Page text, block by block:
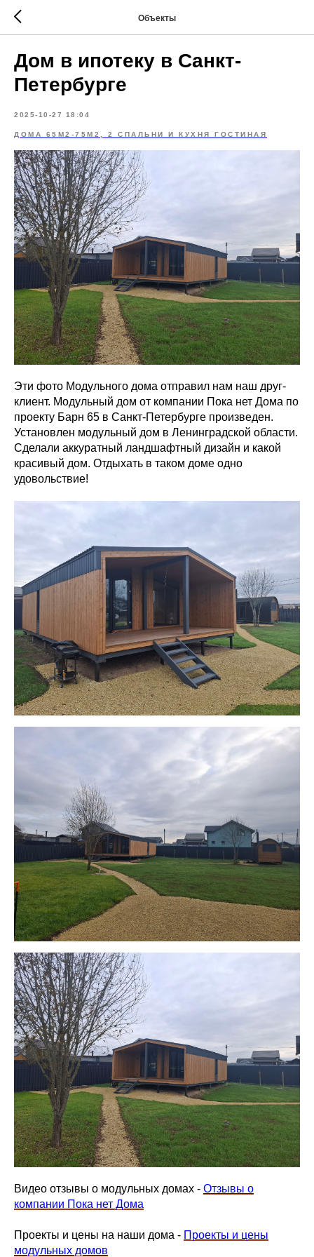
Объекты
Дом в ипотеку в Санкт-
Петербурге
2025-10-27 18:04
ДОМА 65М2-75М2, 2 СПАЛЬНИ И КУХНЯ ГОСТИНАЯ
Эти фото Модульного дома отправил нам наш друг-
клиент. Модульный дом от компании Пока нет Дома по
проекту Барн 65 в Санкт-Петербурге произведен.
Установлен модульный дом в Ленинградской области.
Сделали аккуратный ландшафтный дизайн и какой
красивый дом. Отдыхать в таком доме одно
удовольствие!
Видео отзывы о модульных домах - Отзывы о
компании Пока нет Дома
Проекты и цены на наши дома - Проекты и цены
модульных домов